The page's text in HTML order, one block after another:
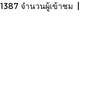
1387 จำนวนผู้เข้าชม